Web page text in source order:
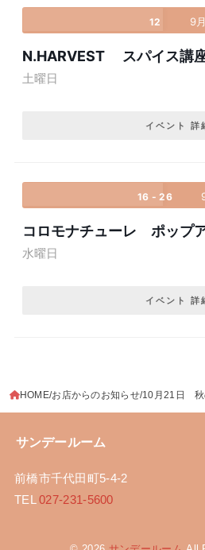
12 9月
N.HARVEST スパイス講
土曜日
イベント 詳
16 - 26
コロモナチューレ ポッ
水曜日
イベント 詳
HOME お店からのお知らせ 10月21日 秋
サンデールーム
前橋市千代田町5-4-2
TEL027-231-5600